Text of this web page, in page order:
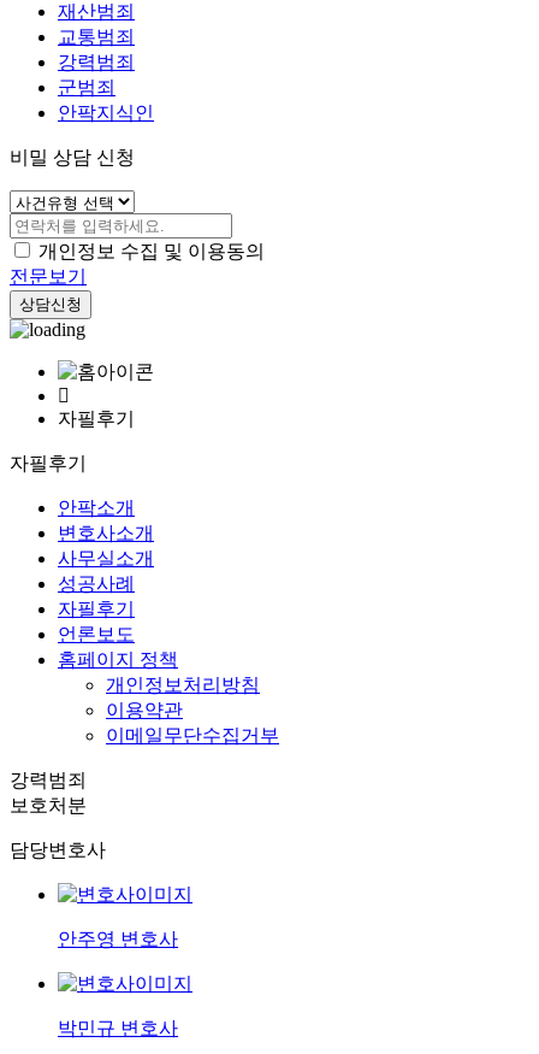
재산범죄
교통범죄
강력범죄
군범죄
안팍지식인
비밀 상담 신청
개인정보 수집 및 이용동의
전문보기
상담신청
자필후기
자필후기
안팍소개
변호사소개
사무실소개
성공사례
자필후기
언론보도
홈페이지 정책
개인정보처리방침
이용약관
이메일무단수집거부
강력범죄
보호처분
담당변호사
안주영 변호사
박민규 변호사